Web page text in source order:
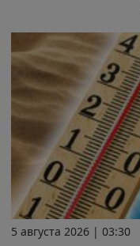
5 августа 2026 | 03:30